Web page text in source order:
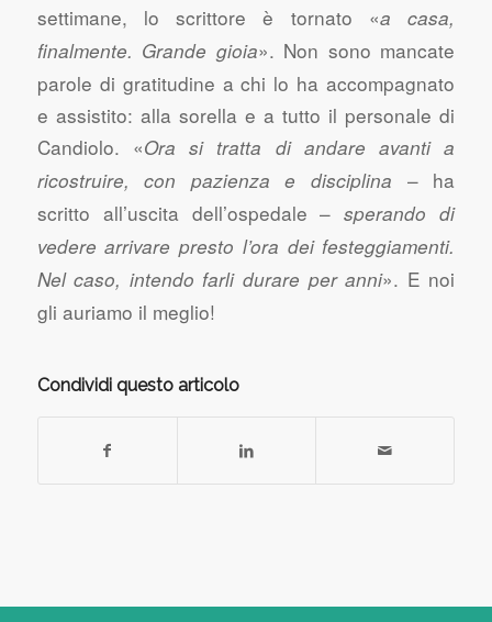
settimane, lo scrittore è tornato «a casa,
finalmente. Grande gioia». Non sono mancate
parole di gratitudine a chi lo ha accompagnato
e assistito: alla sorella e a tutto il personale di
Candiolo. «Ora si tratta di andare avanti a
ricostruire, con pazienza e disciplina – ha
scritto all’uscita dell’ospedale –sperando di
vedere arrivare presto l’ora dei festeggiamenti.
Nel caso, intendo farli durare per anni». E noi
gli auriamo il meglio!
Condividi questo articolo